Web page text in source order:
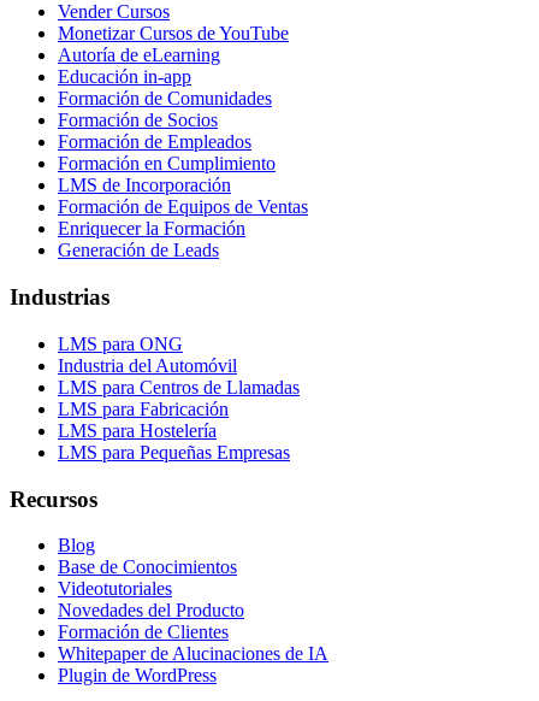
Vender Cursos
Monetizar Cursos de YouTube
Autoría de eLearning
Educación in-app
Formación de Comunidades
Formación de Socios
Formación de Empleados
Formación en Cumplimiento
LMS de Incorporación
Formación de Equipos de Ventas
Enriquecer la Formación
Generación de Leads
Industrias
LMS para ONG
Industria del Automóvil
LMS para Centros de Llamadas
LMS para Fabricación
LMS para Hostelería
LMS para Pequeñas Empresas
Recursos
Blog
Base de Conocimientos
Videotutoriales
Novedades del Producto
Formación de Clientes
Whitepaper de Alucinaciones de IA
Plugin de WordPress